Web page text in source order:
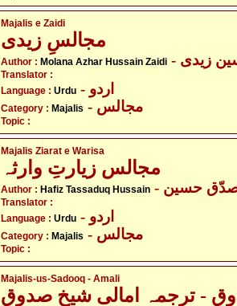
Majalis e Zaidi
مجالسِ زیدی
Author : Molana Azhar Hussain Zaidi زیدی
Translator :
Language : Urdu - اردو
Category : Majalis - مجالس
Topic :
Majalis Ziarat e Warisa
مجالس زیارتِ وارثہ
Author : Hafiz Tassaduq Hussain حسین
Translator :
Language : Urdu - اردو
Category : Majalis - مجالس
Topic :
Majalis-us-Sadooq - Amali
- ترجمہ امالی شیخ صدوق